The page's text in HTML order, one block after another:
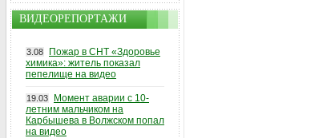
ВИДЕОРЕПОРТАЖИ
3.08
Пожар в СНТ «Здоровье
химика»: житель показал
пепелище на видео
19.03
Момент аварии с 10-
летним мальчиком на
Карбышева в Волжском попал
на видео